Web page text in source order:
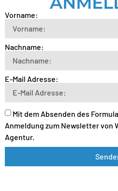
Vorname:
Nachname:
E-Mail Adresse:
Mit dem Absenden des
Anmeldung zum Newsletter von
Agentur.